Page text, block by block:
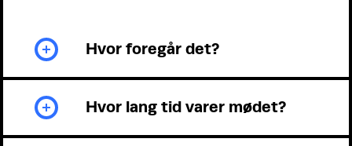
Hvor foregår det?
Hvor lang tid varer mødet?